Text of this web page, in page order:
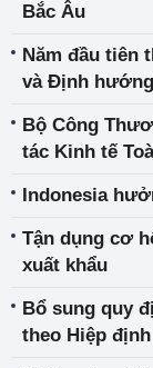
Bắc Âu
Năm đầu tiên
và Định
Bộ Công
tác Kinh tế
Indonesia
Tận dụng cơ
xuất khẩu
Bổ sung quy
theo Hiệp